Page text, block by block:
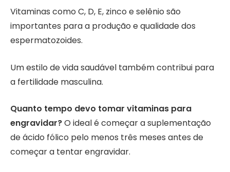
Vitaminas como C, D, E, zinco e selênio são
importantes para a produção e qualidade dos
espermatozoides.
Um estilo de vida saudável também contribui para
a fertilidade masculina.
Quanto tempo devo tomar vitaminas para
engravidar?O ideal é começar a suplementação
de ácido fólico pelo menos três meses antes de
começar a tentar engravidar.